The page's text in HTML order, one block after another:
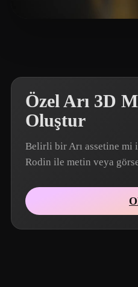
Özel Arı 3D
Oluştur
Belirli bir Arı assetine mi
Rodin ile metin veya